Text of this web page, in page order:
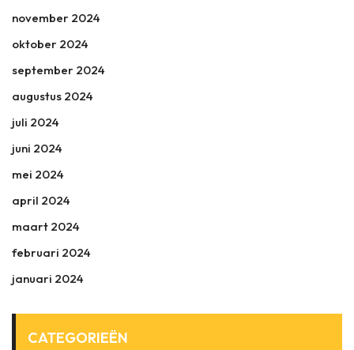
november 2024
oktober 2024
september 2024
augustus 2024
juli 2024
juni 2024
mei 2024
april 2024
maart 2024
februari 2024
januari 2024
CATEGORIEËN